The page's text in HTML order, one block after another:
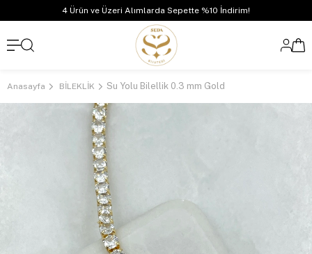
4 Ürün ve Üzeri Alımlarda Sepette %10 İndirim!
Anasayfa BİLEKLİK Su Yolu Bilellik 0.3 mm Gold